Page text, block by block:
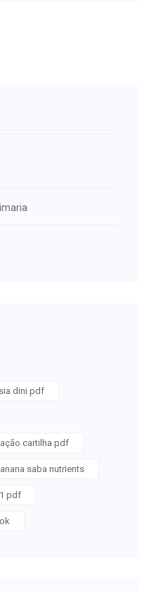
dini pdf
cartilha pdf
saba nutrients
pdf